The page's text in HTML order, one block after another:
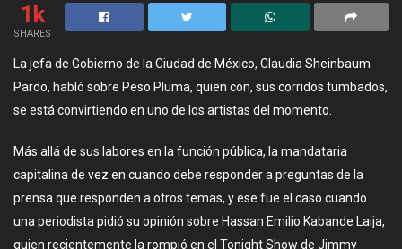
1k
SHARES
La jefa de Gobierno de la Ciudad de México, Claudia Sheinbaum
Pardo, habló sobre Peso Pluma, quien con, sus corridos tumbados,
se está convirtiendo en uno de los artistas del momento.
Más allá de sus labores en la función pública, la mandataria
capitalina de vez en cuando debe responder a preguntas de la
prensa que responden a otros temas, y ese fue el caso cuando
una periodista pidió su opinión sobre Hassan Emilio Kabande Laija,
quien recientemente la rompió en el Tonight Show de Jimmy